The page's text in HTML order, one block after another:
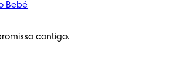
Bebé
contigo.